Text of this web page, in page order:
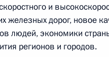
развития
информационных
и
железных дорог, новое
людей, экономики
регионов и городов.